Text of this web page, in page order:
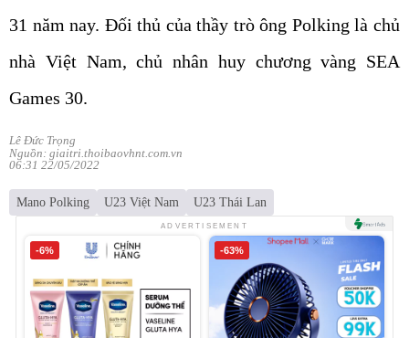
31 năm nay. Đối thủ của thầy trò ông Polking là chủ
nhà Việt Nam, chủ nhân huy chương vàng SEA
Games 30.
Lê Đức Trọng
Nguồn: giaitri.thoibaovhnt.com.vn
06:31 22/05/2022
Mano Polking U23 Việt Nam U23 Thái Lan
ADVERTISEMENT
-6% -63%